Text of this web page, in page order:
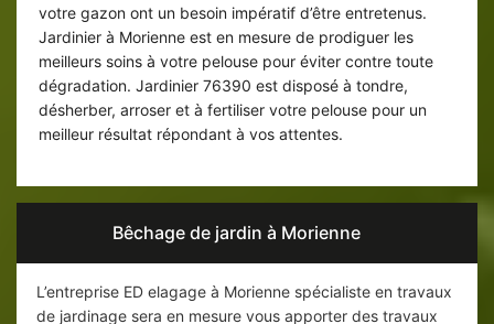
votre gazon ont un besoin impératif d’être entretenus.
Jardinier à Morienne est en mesure de prodiguer les
meilleurs soins à votre pelouse pour éviter contre toute
dégradation. Jardinier 76390 est disposé à tondre,
désherber, arroser et à fertiliser votre pelouse pour un
meilleur résultat répondant à vos attentes.
Bêchage de jardin à Morienne
L’entreprise ED elagage à Morienne spécialiste en travaux
de jardinage sera en mesure vous apporter des travaux